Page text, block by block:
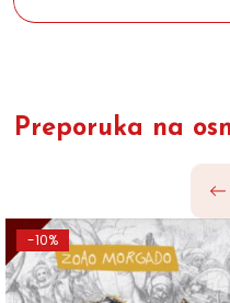
Preporuka na
-10%